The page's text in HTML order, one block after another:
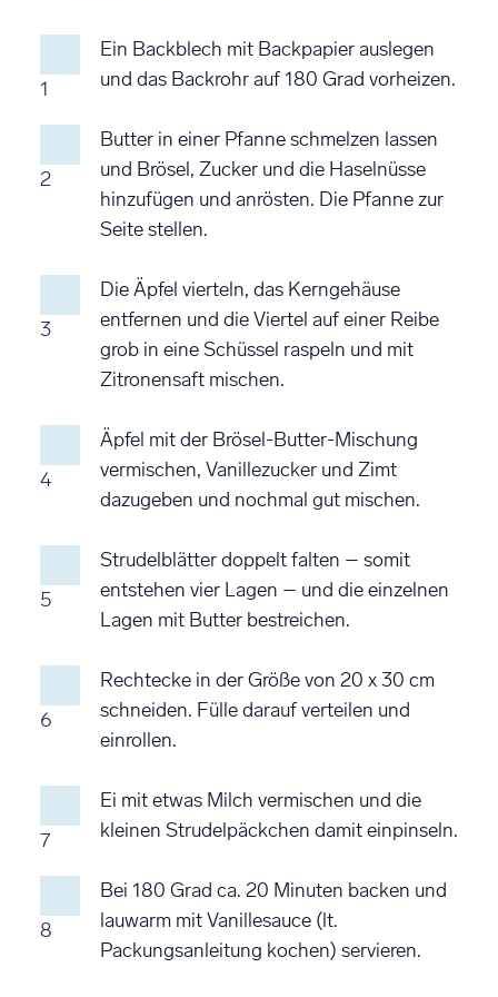
1
Ein Backblech mit Backpapier auslegen
und das Backrohr auf 180 Grad vorheizen.
2
Butter in einer Pfanne schmelzen lassen
und Brösel, Zucker und die Haselnüsse
hinzufügen und anrösten. Die Pfanne zur
Seite stellen.
3
Die Äpfel vierteln, das Kerngehäuse
entfernen und die Viertel auf einer Reibe
grob in eine Schüssel raspeln und mit
Zitronensaft mischen.
4
Äpfel mit der Brösel-Butter-Mischung
vermischen, Vanillezucker und Zimt
dazugeben und nochmal gut mischen.
5
Strudelblätter doppelt falten – somit
entstehen vier Lagen – und die einzelnen
Lagen mit Butter bestreichen.
6
Rechtecke in der Größe von 20 x 30 cm
schneiden. Fülle darauf verteilen und
einrollen.
7
Ei mit etwas Milch vermischen und die
kleinen Strudelpäckchen damit einpinseln.
8
Bei 180 Grad ca. 20 Minuten backen und
lauwarm mit Vanillesauce (lt.
Packungsanleitung kochen) servieren.